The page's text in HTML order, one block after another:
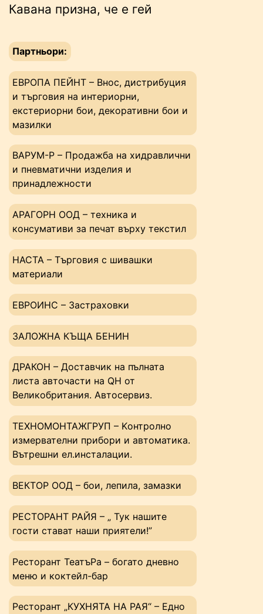
Кавана призна, че е гей
Партньори:
ЕВРОПА ПЕЙНТ – Внос, дистрибуция
и търговия на интериорни,
екстериорни бои, декоративни бои и
мазилки
ВАРУМ-Р – Продажба на хидравлични
и пневматични изделия и
принадлежности
АРАГОРН ООД – техника и
консумативи за печат върху текстил
НАСТА – Tърговия с шивашки
материали
ЕВРОИНС – Застраховки
ЗАЛОЖНА КЪЩА БЕНИН
ДРАКОН – Доставчик на пълната
листа авточасти на QH от
Великобритания. Автосервиз.
ТЕХНОМОНТАЖГРУП – Kонтролно
измервателни прибори и автоматика.
Вътрешни ел.инсталации.
ВЕКТОР ООД – бои, лепила, замазки
РЕСТОРАНТ РАЙЯ – „ Тук нашите
гости стават наши приятели!”
Ресторант ТеатъРа – богато дневно
меню и коктейл-бар
Ресторант „КУХНЯТА НА РАЯ“ – Едно